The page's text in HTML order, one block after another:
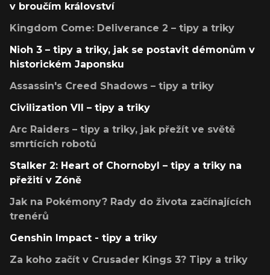
v broučím království
Kingdom Come: Deliverance 2 – tipy a triky
Nioh 3 – tipy a triky, jak se postavit démonům v
historickém Japonsku
Assassin's Creed Shadows – tipy a triky
Civilization VII – tipy a triky
Arc Raiders – tipy a triky, jak přežít ve světě
smrtících robotů
Stalker 2: Heart of Chornobyl – tipy a triky na
přežití v Zóně
Jak na Pokémony? Rady do života začínajících
trenérů
Genshin Impact - tipy a triky
Za koho začít v Crusader Kings 3? Tipy a triky